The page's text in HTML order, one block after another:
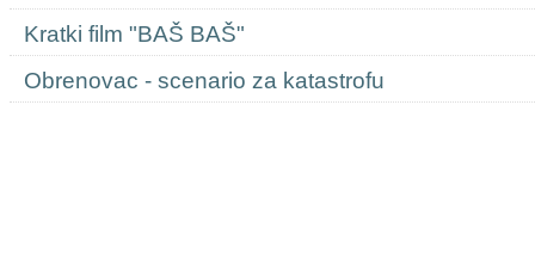
Kratki film "BAŠ BAŠ"
Obrenovac - scenario za katastrofu